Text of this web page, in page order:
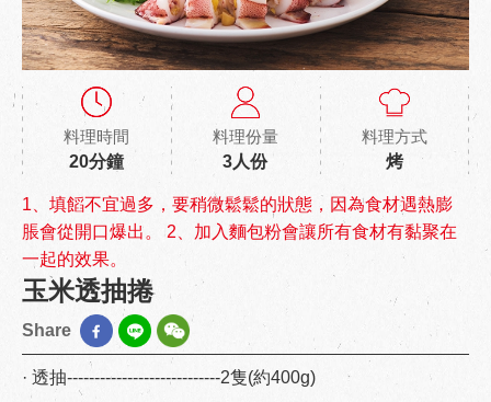
料理時間
20分鐘
料理份量
3人份
料理方式
烤
1、填饀不宜過多，要稍微鬆鬆的狀態，因為食材遇熱膨
脹會從開口爆出。 2、加入麵包粉會讓所有食材有黏聚在
一起的效果。
玉米透抽捲
Share
· 透抽----------------------------2隻(約400g)